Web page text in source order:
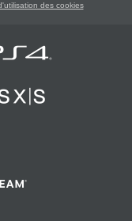
des cookies